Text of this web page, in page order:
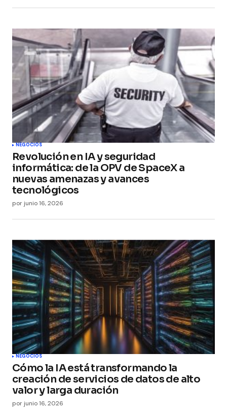
NEGOCIOS
Revolución en IA y seguridad
informática: de la OPV de SpaceX a
nuevas amenazas y avances
tecnológicos
por junio 16, 2026
NEGOCIOS
Cómo la IA está transformando la
creación de servicios de datos de alto
valor y larga duración
por junio 16, 2026